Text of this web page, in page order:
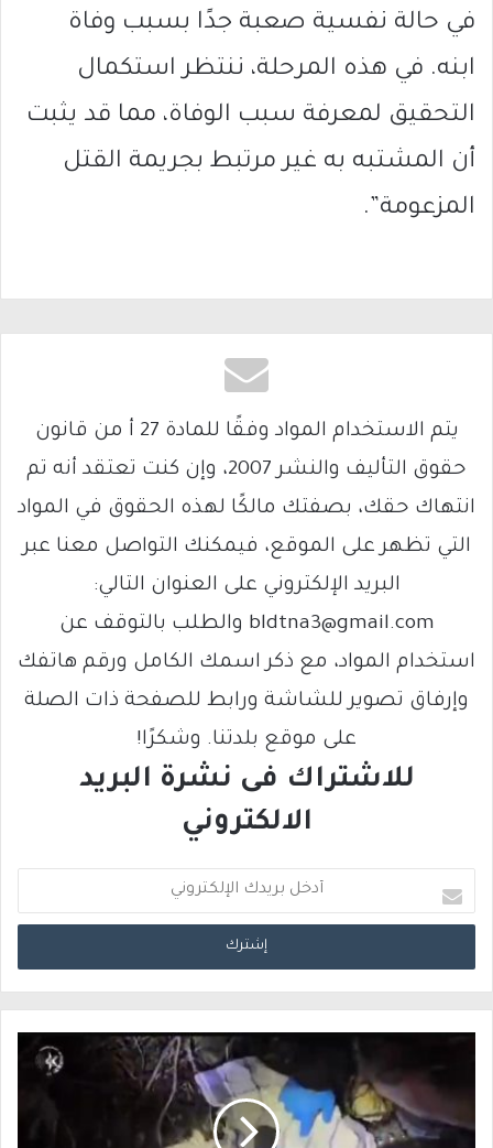
في حالة نفسية صعبة جدًا بسبب وفاة
ابنه. في هذه المرحلة، ننتظر استكمال
التحقيق لمعرفة سبب الوفاة، مما قد يثبت
أن المشتبه به غير مرتبط بجريمة القتل
المزعومة”.
يتم الاستخدام المواد وفقًا للمادة 27 أ من قانون
حقوق التأليف والنشر 2007، وإن كنت تعتقد أنه تم
انتهاك حقك، بصفتك مالكًا لهذه الحقوق في المواد
التي تظهر على الموقع، فيمكنك التواصل معنا عبر
البريد الإلكتروني على العنوان التالي:
bldtna3@gmail.com والطلب بالتوقف عن
استخدام المواد، مع ذكر اسمك الكامل ورقم هاتفك
وإرفاق تصوير للشاشة ورابط للصفحة ذات الصلة
على موقع بلدتنا. وشكرًا!
للاشتراك فى نشرة البريد
الالكتروني
د
خ